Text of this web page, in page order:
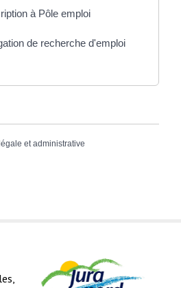
à Pôle emploi
de recherche d'emploi
et administrative